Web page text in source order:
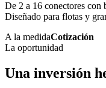
De 2 a 16 conectores con
Diseñado para flotas y
A la medidaCotización
La oportunidad
Una inversión